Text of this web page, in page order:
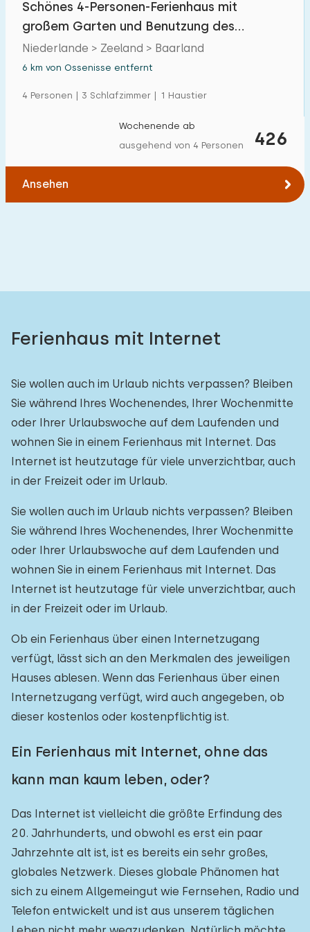
Einfamilienhaus
Ferienbauernhof
Villa
Ferienwohnung
Freibad
Kindereinrichtungen im Park 0
Eingeschränkte Mobilität 0
Hilfsmittel
Schönes 4-Personen-Ferienhaus mit
großem Garten und Benutzung des
Schwimmbad in Baarland
Niederlande > Zeeland > Baarland
6 km von Ossenisse entfernt
4 Personen | 3 Schlafzimmer | 1 Haustier
426
Wochenende ab
ausgehend von 4 Personen
Ansehen
Ferienhaus mit Internet
Sie wollen auch im Urlaub nichts verpassen? Bleiben
Sie während Ihres Wochenendes, Ihrer Wochenmitte
oder Ihrer Urlaubswoche auf dem Laufenden und
wohnen Sie in einem Ferienhaus mit Internet. Das
Internet ist heutzutage für viele unverzichtbar, auch
in der Freizeit oder im Urlaub.
Sie wollen auch im Urlaub nichts verpassen? Bleiben
Sie während Ihres Wochenendes, Ihrer Wochenmitte
oder Ihrer Urlaubswoche auf dem Laufenden und
wohnen Sie in einem Ferienhaus mit Internet. Das
Internet ist heutzutage für viele unverzichtbar, auch
in der Freizeit oder im Urlaub.
Ob ein Ferienhaus über einen Internetzugang
verfügt, lässt sich an den Merkmalen des jeweiligen
Hauses ablesen. Wenn das Ferienhaus über einen
Internetzugang verfügt, wird auch angegeben, ob
dieser kostenlos oder kostenpflichtig ist.
Ein Ferienhaus mit Internet, ohne das
kann man kaum leben, oder?
Das Internet ist vielleicht die größte Erfindung des
20. Jahrhunderts, und obwohl es erst ein paar
Jahrzehnte alt ist, ist es bereits ein sehr großes,
globales Netzwerk. Dieses globale Phänomen hat
sich zu einem Allgemeingut wie Fernsehen, Radio und
Telefon entwickelt und ist aus unserem täglichen